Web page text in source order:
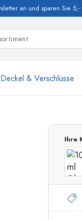
an und sparen Sie 5,-
Deckel & Verschlüsse
750 ml
1000 ml
Ihre